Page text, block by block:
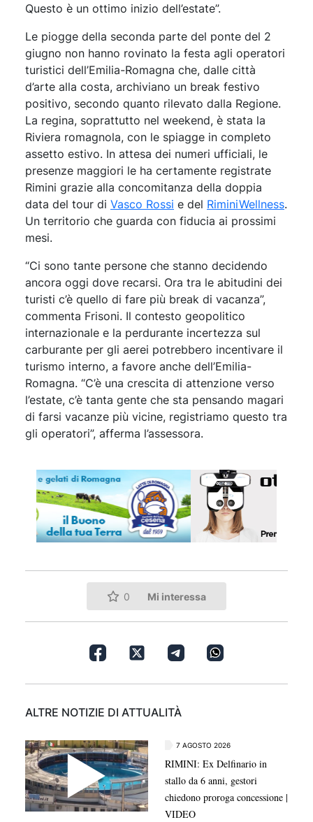
Questo è un ottimo inizio dell’estate”.
Le piogge della seconda parte del ponte del 2
giugno non hanno rovinato la festa agli operatori
turistici dell’Emilia-Romagna che, dalle città
d’arte alla costa, archiviano un break festivo
positivo, secondo quanto rilevato dalla Regione.
La regina, soprattutto nel weekend, è stata la
Riviera romagnola, con le spiagge in completo
assetto estivo. In attesa dei numeri ufficiali, le
presenze maggiori le ha certamente registrate
Rimini grazie alla concomitanza della doppia
data del tour di Vasco Rossi e del RiminiWellness.
Un territorio che guarda con fiducia ai prossimi
mesi.
“Ci sono tante persone che stanno decidendo
ancora oggi dove recarsi. Ora tra le abitudini dei
turisti c’è quello di fare più break di vacanza”,
commenta Frisoni. Il contesto geopolitico
internazionale e la perdurante incertezza sul
carburante per gli aerei potrebbero incentivare il
turismo interno, a favore anche dell’Emilia-
Romagna. “C’è una crescita di attenzione verso
l’estate, c’è tanta gente che sta pensando magari
di farsi vacanze più vicine, registriamo questo tra
gli operatori”, afferma l’assessora.
0 Mi interessa
ALTRE NOTIZIE DI ATTUALITÀ
7 AGOSTO 2026
RIMINI: Ex Delfinario in
stallo da 6 anni, gestori
chiedono proroga concessione |
VIDEO